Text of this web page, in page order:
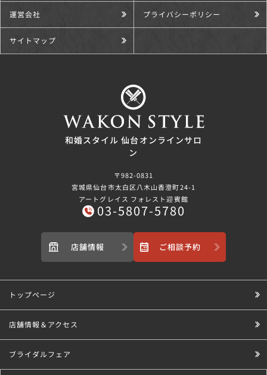
運営会社 プライバシーポリシー
サイトマップ
和婚スタイル 仙台オンラインサロ
ン
〒982-0831
宮城県仙台市太白区八木山香澄町24-1
アートグレイス フォレスト迎賓館
03-5807-5780
店舗情報 ご相談予約
トップページ
店舗情報＆アクセス
ブライダルフェア